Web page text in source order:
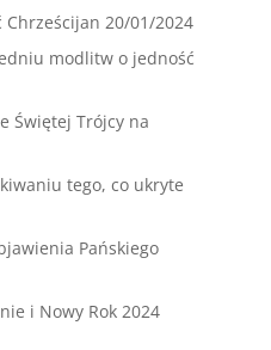
Chrześcijan 20/01/2024
modlitw o jedność
Świętej Trójcy na
tego, co ukryte
Pańskiego
i Nowy Rok 2024